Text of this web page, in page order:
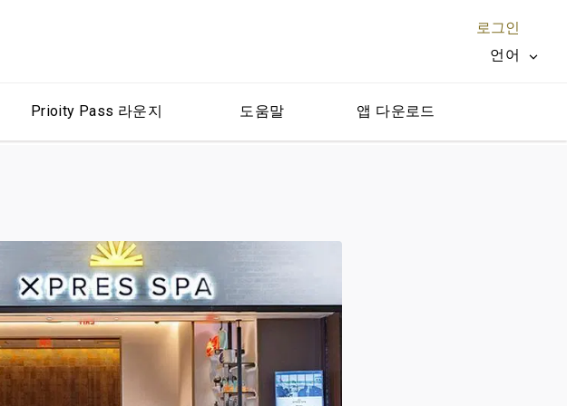
로그인
언어
Prioity Pass 라운지 도움말 앱 다운로드